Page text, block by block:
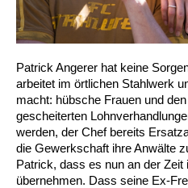
Patrick Angerer hat keine
arbeitet im örtlichen Stahlwerk
macht: hübsche Frauen und
gescheiterten
werden, der Chef bereits
die Gewerkschaft ihre Anwälte
Patrick, dass es nun an der Zeit
übernehmen. Dass seine Ex-